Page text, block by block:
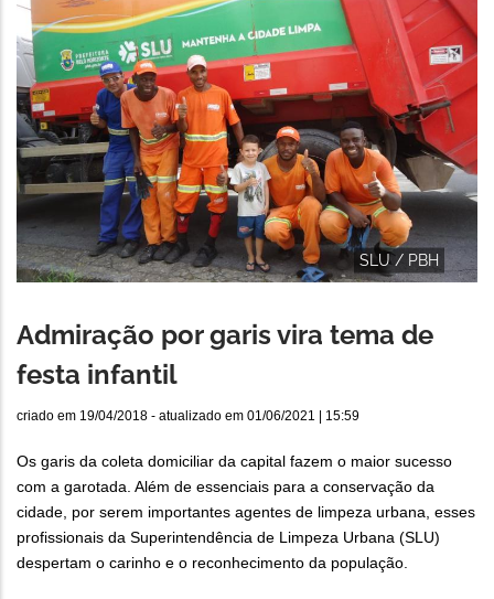
navegação
SLU / PBH
Admiração por garis vira tema de
festa infantil
criado em 19/04/2018 - atualizado em 01/06/2021 | 15:59
Os garis da coleta domiciliar da capital fazem o maior sucesso
com a garotada. Além de essenciais para a conservação da
cidade, por serem importantes agentes de limpeza urbana, esses
profissionais da Superintendência de Limpeza Urbana (SLU)
despertam o carinho e o reconhecimento da população.